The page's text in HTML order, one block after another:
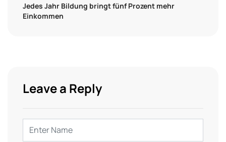
Jedes Jahr Bildung bringt fünf Prozent mehr
Einkommen
Leave a Reply